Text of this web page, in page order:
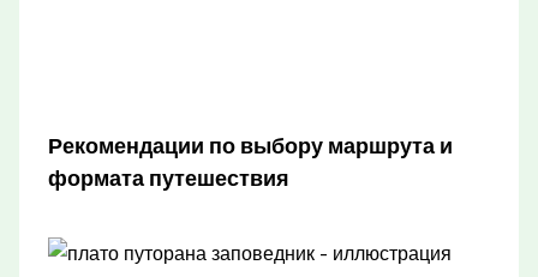
Рекомендации по выбору маршрута и
формата путешествия